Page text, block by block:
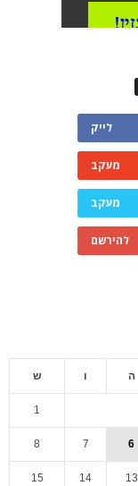
לייק
מעקב
מעקב
להירשם
ה ו ש
1
6
7
8
13
14
15